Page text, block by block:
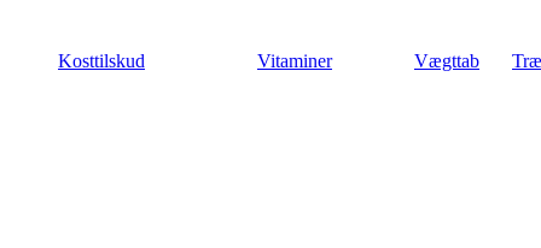
indholdKosttilskud Vitaminer Vægttab